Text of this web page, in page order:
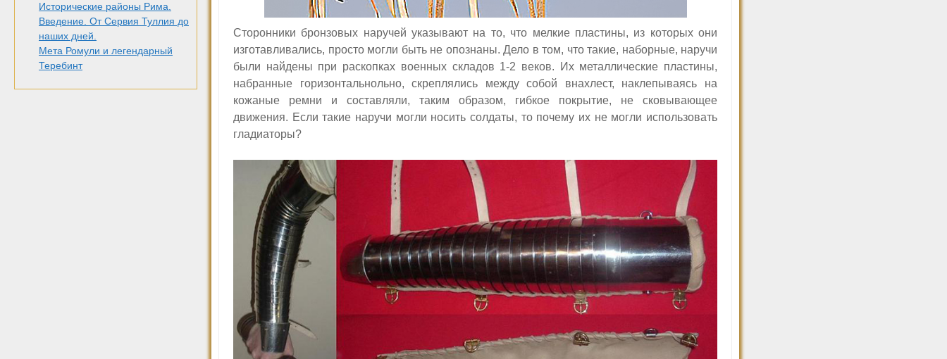
Исторические районы Рима.
Введение. От Сервия Туллия до
наших дней.
Мета Ромули и легендарный
Теребинт
Сторонники бронзовых наручей указывают на то, что мелкие пластины, из которых они
изготавливались, просто могли быть не опознаны. Дело в том, что такие, наборные, наручи
были найдены при раскопках военных складов 1-2 веков. Их металлические пластины,
набранные горизонтальнольно, скреплялись между собой внахлест, наклепываясь на
кожаные ремни и составляли, таким образом, гибкое покрытие, не сковывающее
движения. Если такие наручи могли носить солдаты, то почему их не могли использовать
гладиаторы?